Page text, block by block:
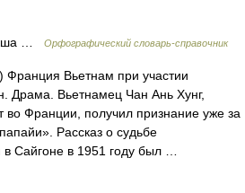
… Орфографический словарь-справочник
Вьетнам при участии
Драма. Вьетнамец Чан Ань Хунг,
во Франции, получил признание уже за
Рассказ о судьбе
в Сайгоне в 1951 году был …